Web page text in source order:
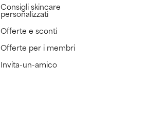
Consigli skincare
personalizzati
Offerte e sconti
Offerte per i membri
Invita-un-amico